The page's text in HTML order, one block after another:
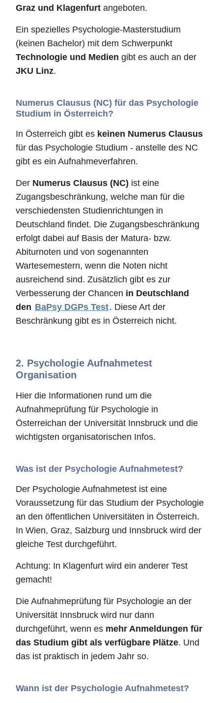
Graz und Klagenfurt angeboten.
Ein spezielles Psychologie-Masterstudium
(keinen Bachelor) mit dem Schwerpunkt
Technologie und Medien gibt es auch an der
JKU Linz.
Numerus Clausus (NC) für das Psychologie
Studium in Österreich?
In Österreich gibt es keinen Numerus Clausus
für das Psychologie Studium - anstelle des NC
gibt es ein Aufnahmeverfahren.
Der Numerus Clausus (NC) ist eine
Zugangsbeschränkung, welche man für die
verschiedensten Studienrichtungen in
Deutschland findet. Die Zugangsbeschränkung
erfolgt dabei auf Basis der Matura- bzw.
Abiturnoten und von sogenannten
Wartesemestern, wenn die Noten nicht
ausreichend sind. Zusätzlich gibt es zur
Verbesserung der Chancen in Deutschland
den BaPsy DGPs Test. Diese Art der
Beschränkung gibt es in Österreich nicht.
2. Psychologie Aufnahmetest
Organisation
Hier die Informationen rund um die
Aufnahmeprüfung für Psychologie in
Österreichan der Universität Innsbruck und die
wichtigsten organisatorischen Infos.
Was ist der Psychologie Aufnahmetest?
Der Psychologie Aufnahmetest ist eine
Voraussetzung für das Studium der Psychologie
an den öffentlichen Universitäten in Österreich.
In Wien, Graz, Salzburg und Innsbruck wird der
gleiche Test durchgeführt.
Achtung: In Klagenfurt wird ein anderer Test
gemacht!
Die Aufnahmeprüfung für Psychologie an der
Universität Innsbruck wird nur dann
durchgeführt, wenn es mehr Anmeldungen für
das Studium gibt als verfügbare Plätze. Und
das ist praktisch in jedem Jahr so.
Wann ist der Psychologie Aufnahmetest?